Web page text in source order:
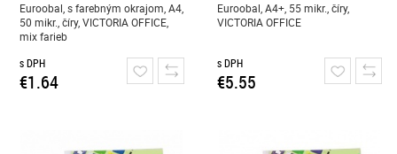
Euroobal, s farebným okrajom, A4,
50 mikr., číry, VICTORIA OFFICE,
mix farieb
s DPH
€1.64
Euroobal, A4+, 55 mikr., číry,
VICTORIA OFFICE
s DPH
€5.55